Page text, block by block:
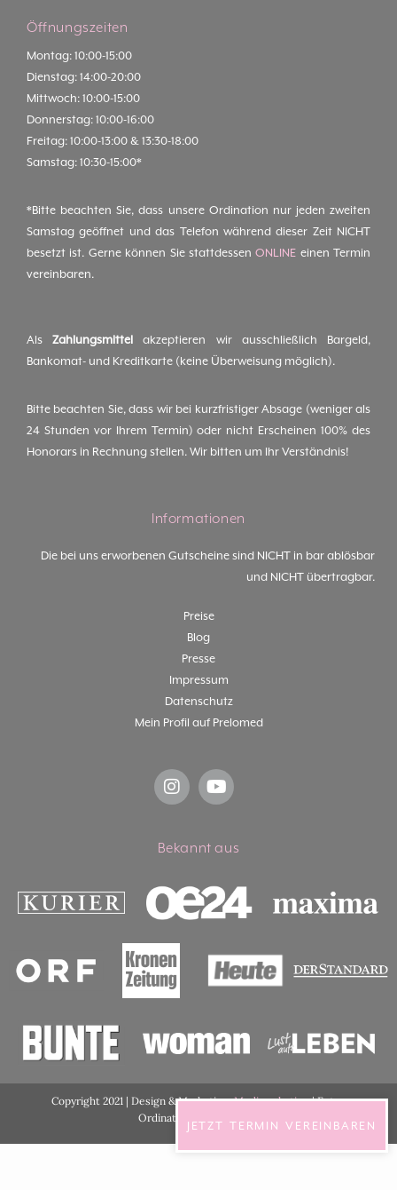
Öffnungszeiten
Montag: 10:00-15:00
Dienstag: 14:00-20:00
Mittwoch: 10:00-15:00
Donnerstag: 10:00-16:00
Freitag: 10:00-13:00 & 13:30-18:00
Samstag: 10:30-15:00*
*Bitte beachten Sie, dass unsere Ordination nur jeden zweiten
Samstag geöffnet und das Telefon während dieser Zeit NICHT
besetzt ist. Gerne können Sie stattdessenONLINE einen Termin
vereinbaren.
AlsZahlungsmittel akzeptieren wir ausschließlich Bargeld,
Bankomat- und Kreditkarte (keine Überweisung möglich).
Bitte beachten Sie, dass wir bei kurzfristiger Absage (weniger als
24 Stunden vor Ihrem Termin) oder nicht Erscheinen 100% des
Honorars in Rechnung stellen. Wir bitten um Ihr Verständnis!
Informationen
Die bei uns erworbenen Gutscheine sind NICHT in bar ablösbar
und NICHT übertragbar.
Preise
Blog
Presse
Impressum
Datenschutz
Mein Profil auf Prelomed
Bekannt aus
Copyright 2021 | Design & Marketing:Medimarketing| Fotos
Ordination:
JETZT TERMIN VEREINBAREN